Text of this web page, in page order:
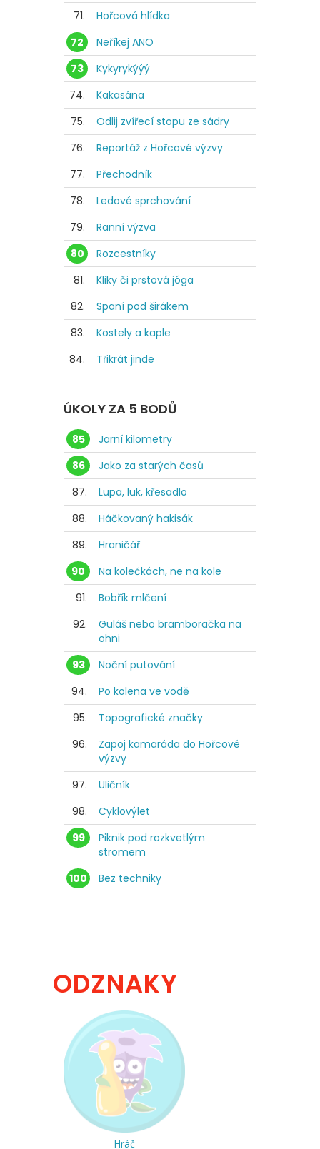
71.
Hořcová hlídka
72
Neříkej ANO
73
Kykyrykýýý
74.
Kakasána
75.
Odlij zvířecí stopu ze sádry
76.
Reportáž z Hořcové výzvy
77.
Přechodník
78.
Ledové sprchování
79.
Ranní výzva
80
Rozcestníky
81.
Kliky či prstová jóga
82.
Spaní pod širákem
83.
Kostely a kaple
84.
Třikrát jinde
ÚKOLY ZA 5 BODŮ
85
Jarní kilometry
86
Jako za starých časů
87.
Lupa, luk, křesadlo
88.
Háčkovaný hakisák
89.
Hraničář
90
Na kolečkách, ne na kole
91.
Bobřík mlčení
92.
Guláš nebo bramboračka na
ohni
93
Noční putování
94.
Po kolena ve vodě
95.
Topografické značky
96.
Zapoj kamaráda do Hořcové
výzvy
97.
Uličník
98.
Cyklovýlet
99
Piknik pod rozkvetlým
stromem
100
Bez techniky
ODZNAKY
Hráč